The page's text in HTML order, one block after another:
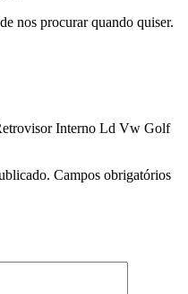
nos procurar quando quiser.
Interno Ld Vw Golf
Campos obrigatórios